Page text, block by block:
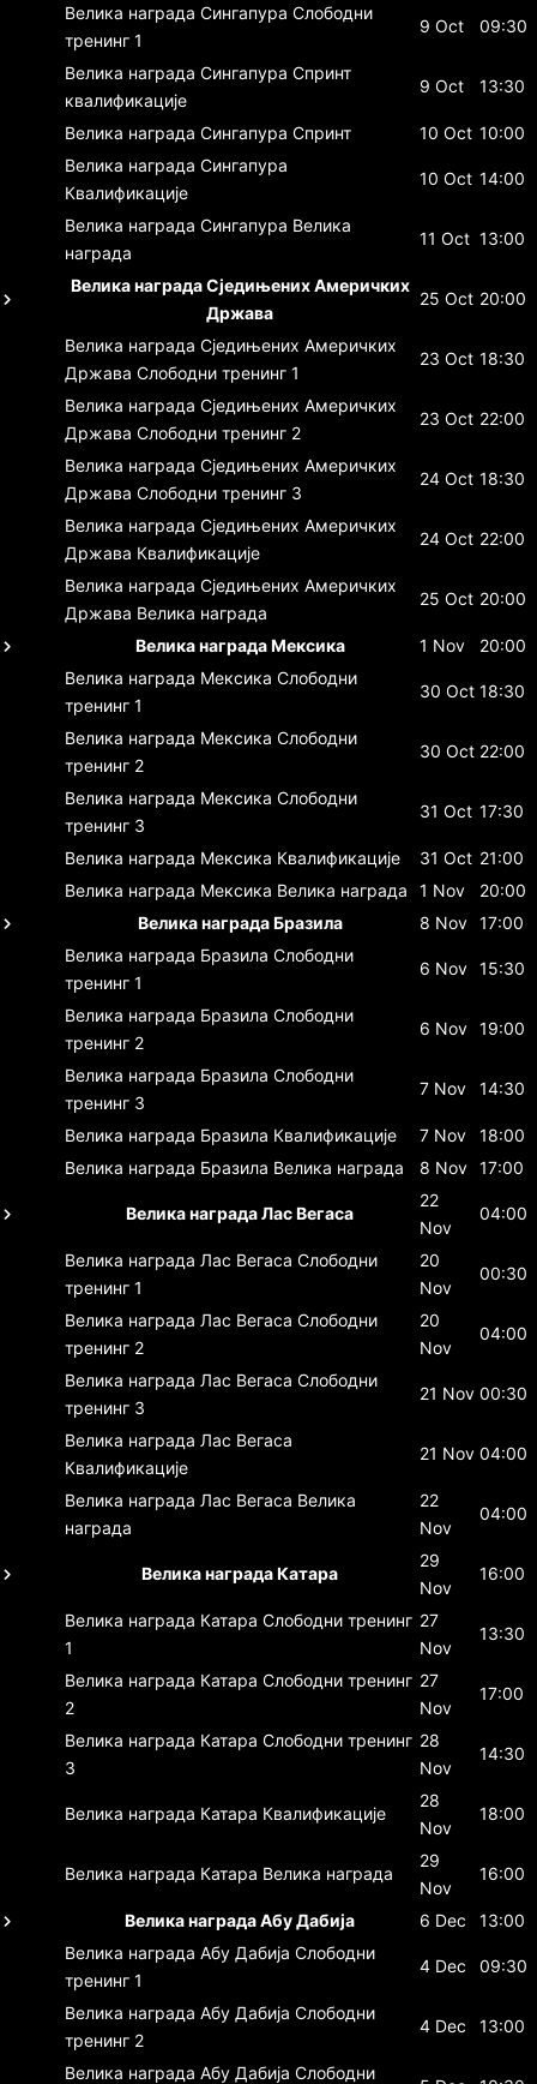
Велика награда Сингапура Слободни
тренинг 1
9 Oct 09:30
Велика награда Сингапура Спринт
квалификације
9 Oct 13:30
Велика награда Сингапура Спринт 10 Oct 10:00
Велика награда Сингапура
Квалификације
10 Oct 14:00
Велика награда Сингапура Велика
награда
11 Oct 13:00
Велика награда Сједињених Америчких
Држава
25 Oct 20:00
Велика награда Сједињених Америчких
Држава Слободни тренинг 1
23 Oct 18:30
Велика награда Сједињених Америчких
Држава Слободни тренинг 2
23 Oct 22:00
Велика награда Сједињених Америчких
Држава Слободни тренинг 3
24 Oct 18:30
Велика награда Сједињених Америчких
Држава Квалификације
24 Oct 22:00
Велика награда Сједињених Америчких
Држава Велика награда
25 Oct 20:00
Велика награда Мексика 1 Nov
20:00
Велика награда Мексика Слободни
тренинг 1
30 Oct 18:30
Велика награда Мексика Слободни
тренинг 2
30 Oct 22:00
Велика награда Мексика Слободни
тренинг 3
31 Oct 17:30
Велика награда Мексика Квалификације 31 Oct 21:00
Велика награда Мексика Велика награда 1 Nov
20:00
Велика награда Бразила
8 Nov 17:00
Велика награда Бразила Слободни
тренинг 1
6 Nov 15:30
Велика награда Бразила Слободни
тренинг 2
6 Nov 19:00
Велика награда Бразила Слободни
тренинг 3
7 Nov 14:30
Велика награда Бразила Квалификације 7 Nov
18:00
Велика награда Бразила Велика награда 8 Nov 17:00
Велика награда Лас Вегаса
22
Nov
04:00
Велика награда Лас Вегаса Слободни
тренинг 1
20
Nov
00:30
Велика награда Лас Вегаса Слободни
тренинг 2
20
Nov
04:00
Велика награда Лас Вегаса Слободни
тренинг 3
21 Nov 00:30
Велика награда Лас Вегаса
Квалификације
21 Nov 04:00
Велика награда Лас Вегаса Велика
награда
22
Nov
04:00
Велика награда Катара
29
Nov
16:00
Велика награда Катара Слободни тренинг
1
27
Nov
13:30
Велика награда Катара Слободни тренинг
2
27
Nov
17:00
Велика награда Катара Слободни тренинг
3
28
Nov
14:30
Велика награда Катара Квалификације
28
Nov
18:00
Велика награда Катара Велика награда
29
Nov
16:00
Велика награда Абу Дабија 6 Dec
13:00
Велика награда Абу Дабија Слободни
тренинг 1
4 Dec 09:30
Велика награда Абу Дабија Слободни
тренинг 2
4 Dec 13:00
Велика награда Абу Дабија Слободни